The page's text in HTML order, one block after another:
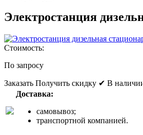
Электростанция
Стоимость:
По запросу
Заказать Получить скидку ✔ В
Доставка:
самовывоз;
транспортной компанией.